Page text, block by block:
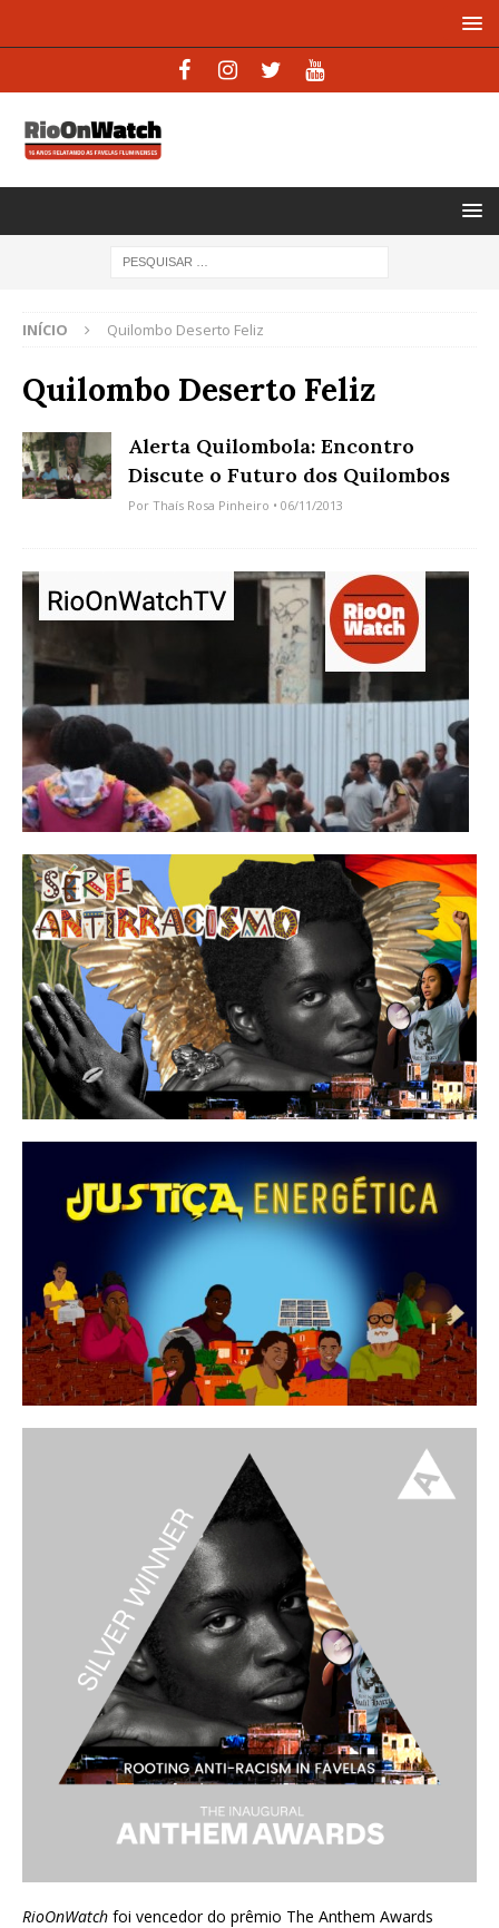
INÍCIO Quilombo Deserto Feliz
Quilombo Deserto Feliz
Alerta Quilombola: Encontro
Discute o Futuro dos Quilombos
Por Thaís Rosa Pinheiro • 06/11/2013
RioOnWatch foi vencedor do prêmio The Anthem Awards